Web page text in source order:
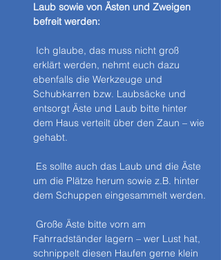
Laub sowie von Ästen und Zweigen
befreit werden:
erklärt werden, nehmt euch dazu
ebenfalls die Werkzeuge und
Schubkarren bzw. Laubsäcke und
entsorgt Äste und Laub bitte hinter
dem Haus verteilt über den Zaun – wie
gehabt.
um die Plätze herum sowie z.B. hinter
dem Schuppen eingesammelt werden.
Fahrradständer lagern – wer Lust hat,
schnippelt diesen Haufen gerne klein